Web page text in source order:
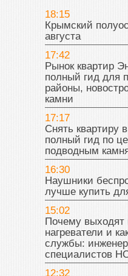
18:15
Крымский
августа
17:42
Рынок квартир
полный гид для
районы,
камни
17:17
Снять квартиру
полный гид по
подводным
16:30
Наушники
лучше купить
15:02
Почему выходят
нагреватели и
службы:
специалистов
12:32